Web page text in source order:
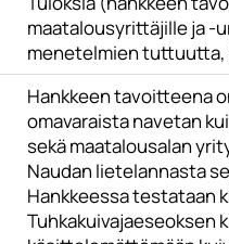
maatalousyrittäjille ja -
menetelmien
Hankkeen tavoitteena
omavaraista navetan
sekä maatalousalan
Naudan lietelannasta
Hankkeessa testataan
Tuhkakuivajaeseoksen